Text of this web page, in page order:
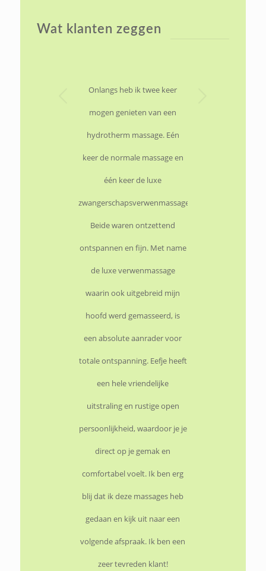
Wat klanten zeggen
Onlangs heb ik twee keer
mogen genieten van een
hydrotherm massage. Eén
keer de normale massage en
één keer de luxe
zwangerschapsverwenmassage.
Beide waren ontzettend
ontspannen en fijn. Met name
de luxe verwenmassage
waarin ook uitgebreid mijn
hoofd werd gemasseerd, is
een absolute aanrader voor
totale ontspanning. Eefje heeft
een hele vriendelijke
uitstraling en rustige open
persoonlijkheid, waardoor je je
direct op je gemak en
comfortabel voelt. Ik ben erg
blij dat ik deze massages heb
gedaan en kijk uit naar een
volgende afspraak. Ik ben een
zeer tevreden klant!
Volgende